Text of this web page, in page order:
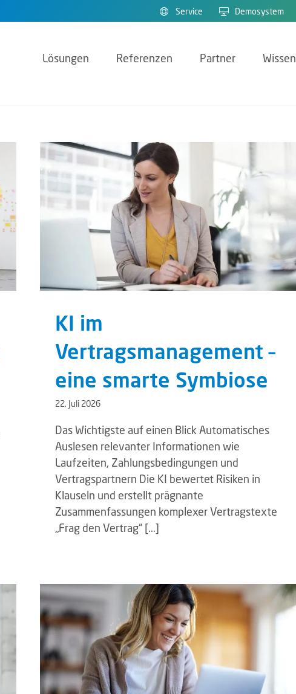
Service Demosystem
Lösungen Referenzen Partner Wissen
KI im
Vertragsmanagement –
eine smarte Symbiose
22. Juli 2026
Das Wichtigste auf einen Blick Automatisches
Auslesen relevanter Informationen wie
Laufzeiten, Zahlungsbedingungen und
Vertragspartnern Die KI bewertet Risiken in
Klauseln und erstellt prägnante
Zusammenfassungen komplexer Vertragstexte
„Frag den Vertrag“ [...]